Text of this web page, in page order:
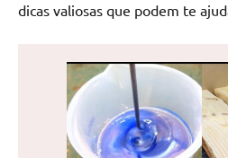
dicas valiosas que podem te